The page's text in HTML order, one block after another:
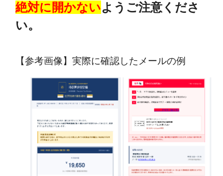
絶対に開かないようご注意くださ
い。
【参考画像】実際に確認したメールの例